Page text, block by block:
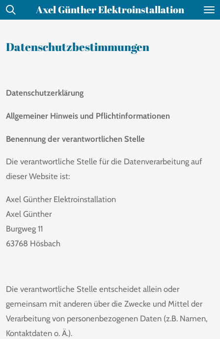
Zum
springen
Axel Günther Elektroinstallation
Datenschutzbestimmungen
Datenschutzerklärung
Allgemeiner Hinweis und Pflichtinformationen
Benennung der verantwortlichen Stelle
Die verantwortliche Stelle für die Datenverarbeitung auf
dieser Website ist:
Axel Günther Elektroinstallation
Axel Günther
Burgweg 11
63768 Hösbach
Die verantwortliche Stelle entscheidet allein oder
gemeinsam mit anderen über die Zwecke und Mittel der
Verarbeitung von personenbezogenen Daten (z.B. Namen,
Kontaktdaten o. Ä.).